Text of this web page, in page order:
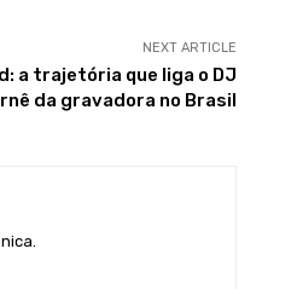
NEXT ARTICLE
a trajetória que liga o DJ
da gravadora no Brasil